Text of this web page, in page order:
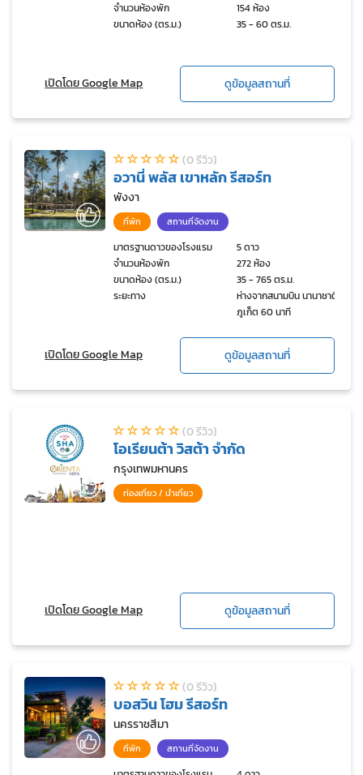
จำนวนห้องพัก
154 ห้อง
ขนาดห้อง (ตร.ม.)
35 - 60 ตร.ม.
เปิดโดย Google Map ดูข้อมูลสถานที่
(0 รีวิว)
อวานี่ พลัส เขาหลัก รีสอร์ท
พังงา
ที่พัก สถานที่จัดงาน
มาตรฐานดาวของโรงแรม
5 ดาว
จำนวนห้องพัก
272 ห้อง
ขนาดห้อง (ตร.ม.)
35 - 765 ตร.ม.
ระยะทาง
ห่างจากสนามบิน นานาชาติ
ภูเก็ต 60 นาที
เปิดโดย Google Map ดูข้อมูลสถานที่
(0 รีวิว)
โอเรียนต้า วิสต้า จำกัด
กรุงเทพมหานคร
ท่องเที่ยว / นำเที่ยว
เปิดโดย Google Map ดูข้อมูลสถานที่
(0 รีวิว)
บอสวิน โฮม รีสอร์ท
นครราชสีมา
ที่พัก สถานที่จัดงาน